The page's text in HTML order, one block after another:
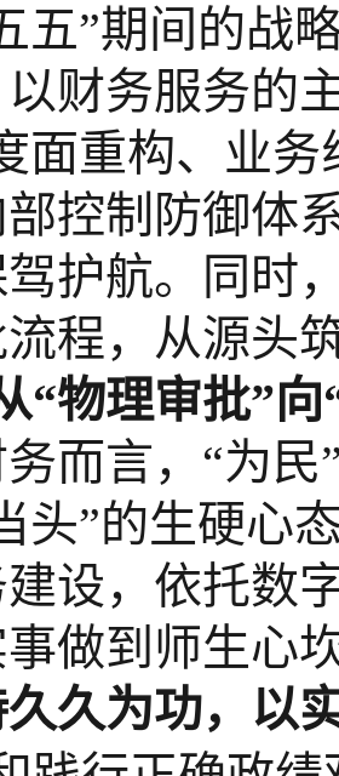
五”期间的战
财务服务的
面重构、业
控制防御体
护航。同时
程，从源头
物理审批”向
而言，“为
头”的生硬心
设，依托数
做到师生心
久为功，以